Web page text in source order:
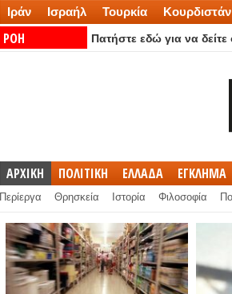
Ιράν Ισραήλ Τουρκία Κουρδιστάν
ΡΟΗ
Πατήστε εδώ για να
ΑΡΧΙΚΗ ΠΟΛΙΤΙΚΗ ΕΛΛΑΔΑ ΕΓΚΛΗΜΑ
Περίεργα Θρησκεία Ιστορία Φιλοσοφία